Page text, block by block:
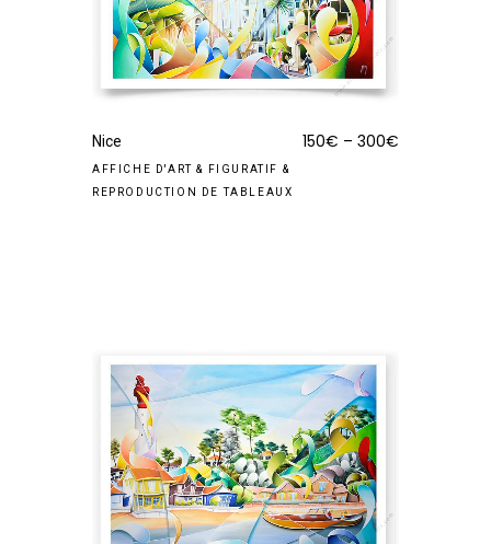
Nice 150€ – 300€
AFFICHE D'ART & FIGURATIF &
REPRODUCTION DE TABLEAUX